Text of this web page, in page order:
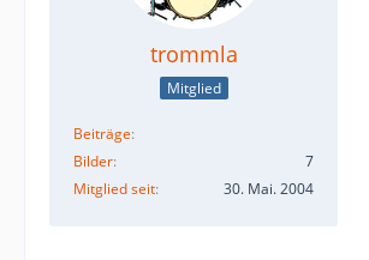
trommla
Mitglied
Beiträge
Bilder
7
Mitglied seit
30. Mai. 2004